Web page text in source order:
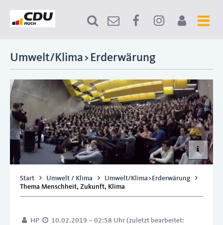
Umwelt/Klima>Erderwärung
Start Umwelt / Klima
Umwelt/Klima>Erderwärung
Thema Menschheit, Zukunft, Klima
HP
10.02.2019 – 02:58 Uhr (zuletzt bearbeitet: